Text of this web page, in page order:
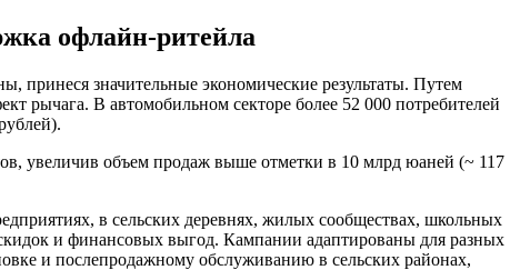
офлайн-ритейла
принеся значительные экономические результаты. Путем
рычага. В автомобильном секторе более 52 000 потребителей
увеличив объем продаж выше отметки в 10 млрд юаней (~ 117
в сельских деревнях, жилых сообществах, школьных
и финансовых выгод. Кампании адаптированы для разных
и послепродажному обслуживанию в сельских районах,